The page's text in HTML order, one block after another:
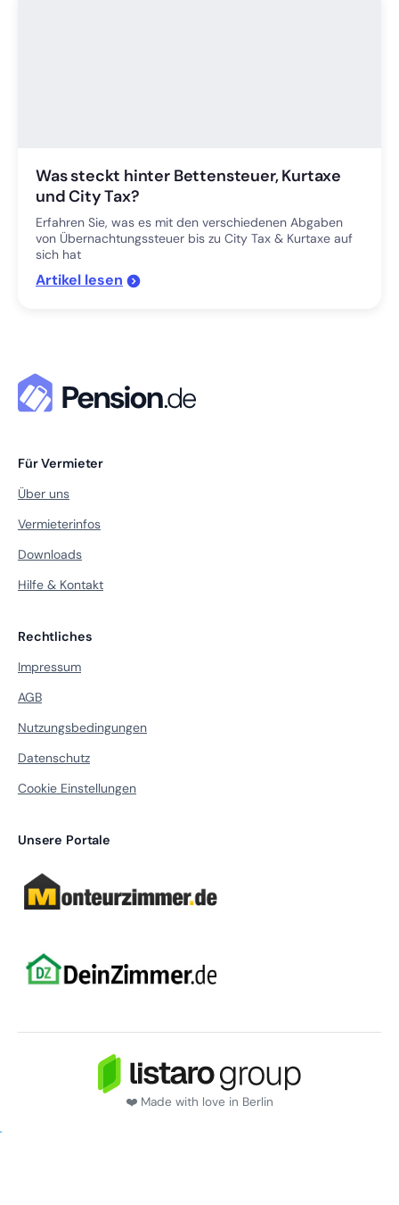
Was steckt hinter Bettensteuer, Kurtaxe
und City Tax?
Erfahren Sie, was es mit den verschiedenen Abgaben
von Übernachtungssteuer bis zu City Tax & Kurtaxe auf
sich hat
Artikel 'Was steckt hinter Bettensteuer, Kurtaxe
lesen
Für Vermieter
Über uns
Vermieterinfos
Downloads
Hilfe & Kontakt
Rechtliches
Impressum
AGB
Nutzungsbedingungen
Datenschutz
Cookie Einstellungen
Unsere Portale
❤️ Made with love in Berlin